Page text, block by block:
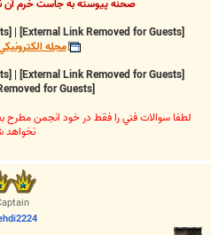
صحنه پيوسته به جاست خرم آن
|
مجله
|
نخواهد
Captain